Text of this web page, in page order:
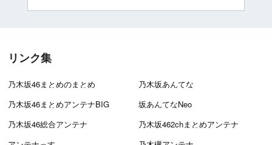
リンク集
乃木坂46まとめのまとめ
乃木坂あんてな
乃木坂46まとめアンテナBIG
坂あんてなNeo
乃木坂46総合アンテナ
乃木坂462chまとめアンテナ